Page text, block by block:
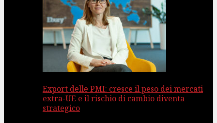
Export delle PMI: cresce il peso dei mercati
extra-UE e il rischio di cambio diventa
strategico